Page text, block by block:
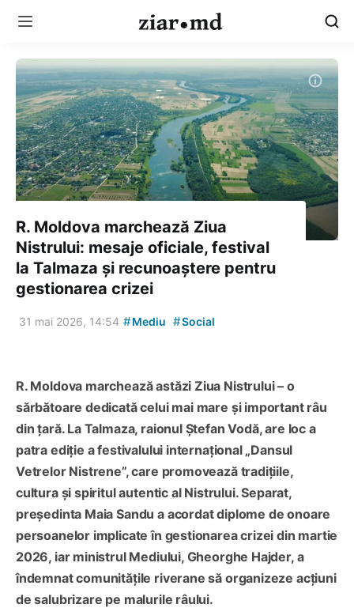
R. Moldova marchează Ziua
Nistrului: mesaje oficiale, festival
la Talmaza și recunoaștere pentru
gestionarea crizei
31 mai 2026, 14:54 #Mediu #Social
R. Moldova marchează astăzi Ziua Nistrului – o
sărbătoare dedicată celui mai mare și important râu
din țară. La Talmaza, raionul Ștefan Vodă, are loc a
patra ediție a festivalului internațional „Dansul
Vetrelor Nistrene”, care promovează tradițiile,
cultura și spiritul autentic al Nistrului. Separat,
președinta Maia Sandu a acordat diplome de onoare
persoanelor implicate în gestionarea crizei din martie
2026, iar ministrul Mediului, Gheorghe Hajder, a
îndemnat comunitățile riverane să organizeze acțiuni
de salubrizare pe malurile râului.